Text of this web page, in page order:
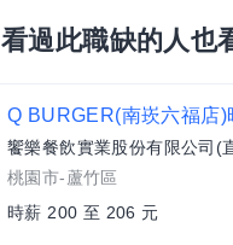
看過此職缺的人也
饗樂餐飲實業股份有限公司(
桃園市-蘆竹區
時薪 200 至 206 元